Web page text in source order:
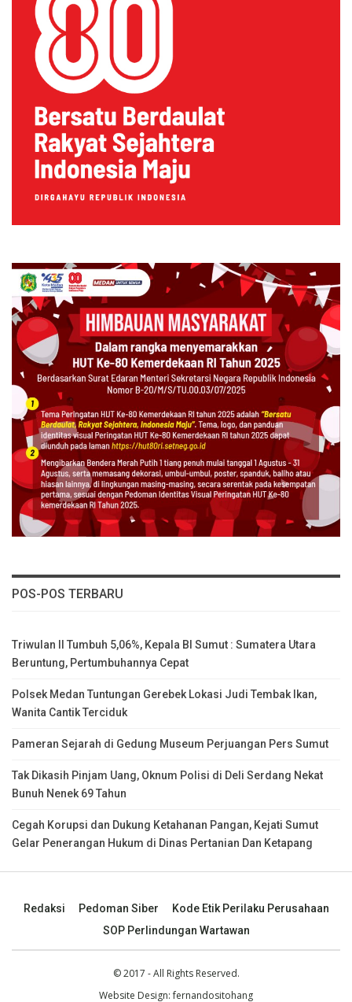
POS-POS TERBARU
Triwulan II Tumbuh 5,06%, Kepala BI Sumut : Sumatera Utara
Beruntung, Pertumbuhannya Cepat
Polsek Medan Tuntungan Gerebek Lokasi Judi Tembak Ikan,
Wanita Cantik Terciduk
Pameran Sejarah di Gedung Museum Perjuangan Pers Sumut
Tak Dikasih Pinjam Uang, Oknum Polisi di Deli Serdang Nekat
Bunuh Nenek 69 Tahun
Cegah Korupsi dan Dukung Ketahanan Pangan, Kejati Sumut
Gelar Penerangan Hukum di Dinas Pertanian Dan Ketapang
Redaksi Pedoman Siber
Kode Etik Perilaku Perusahaan
SOP Perlindungan Wartawan
© 2017 - All Rights Reserved.
Website Design:fernandositohang